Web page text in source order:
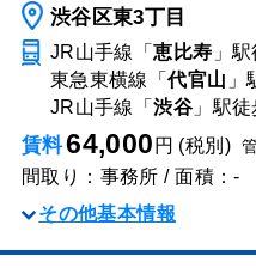
渋谷区東3丁目
JR山手線「恵比寿 」駅
東急東横線「代官山 」
JR山手線「渋谷 」駅徒
賃料64,000 円 (税別)
間取り：事務所 / 面積：-
その他基本情報